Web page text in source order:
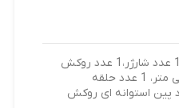
2 عدد باتری، 1 عدد شارژر،1 عدد روکش
با قطر 22 میلی متر، 1 عدد حلقه